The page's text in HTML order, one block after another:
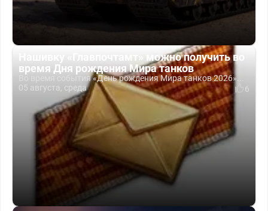
Нашивку «Главпочтамт» можно получить во
время Дня рождения Мира танков
Во время события «День рождения Мира танков 2026»...
05 августа, среда
6